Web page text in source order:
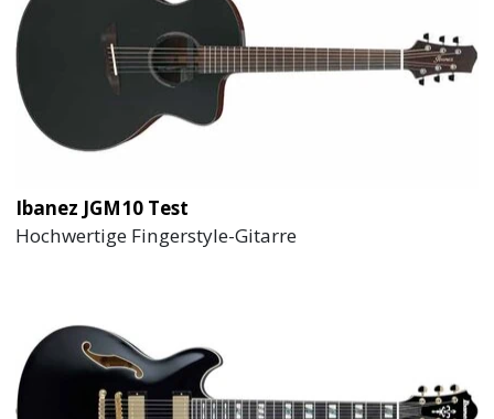
Ibanez JGM10 Test
Hochwertige Fingerstyle-Gitarre